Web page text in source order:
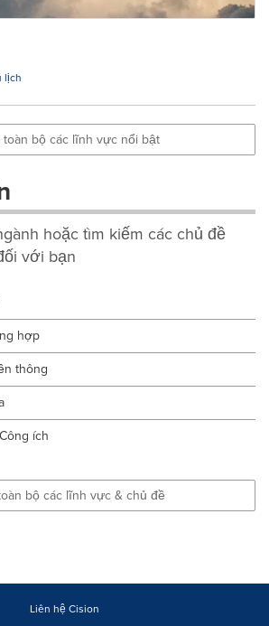
lịch
toàn bộ các lĩnh vực nổi bật
hoặc tìm kiếm các chủ đề
với bạn
hợp
thông
ích
bộ các lĩnh vực & chủ đề
Liên hệ Cision